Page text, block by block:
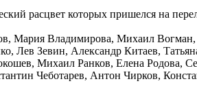
расцвет которых пришелся на
Мария Владимирова, Михаил
Лев Зевин, Александр Китаев,
Михаил Ранков, Елена
Чеботарев, Антон Чирков,